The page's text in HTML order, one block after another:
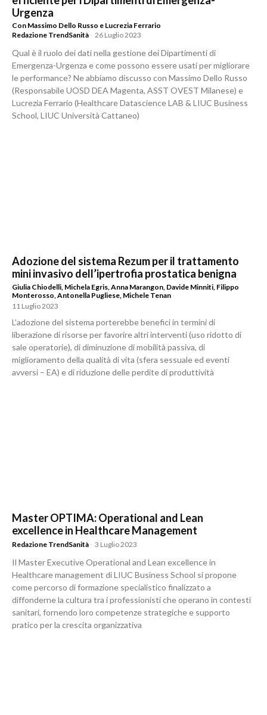
Urgenza
Con Massimo Dello Russo e Lucrezia Ferrario
Redazione TrendSanità - 26 Luglio 2023
Qual è il ruolo dei dati nella gestione dei Dipartimenti di
Emergenza-Urgenza e come possono essere usati per migliorare
le performance? Ne abbiamo discusso con Massimo Dello Russo
(Responsabile UOSD DEA Magenta, ASST OVEST Milanese) e
Lucrezia Ferrario (Healthcare Datascience LAB & LIUC Business
School, LIUC Università Cattaneo)
Adozione del sistema Rezum per il trattamento
mini invasivo dell’ipertrofia prostatica benigna
Giulia Chiodelli, Michela Egris,Anna Marangon, Davide Minniti, Filippo
Monterosso,Antonella Pugliese, Michele Tenan -
11 Luglio 2023
L’adozione del sistema porterebbe benefici in termini di
liberazione di risorse per favorire altri interventi (uso ridotto di
sale operatorie), di diminuzione di mobilità passiva, di
miglioramento della qualità di vita (sfera sessuale ed eventi
avversi – EA) e di riduzione delle perdite di produttività
Master OPTIMA: Operational and Lean
excellence in Healthcare Management
Redazione TrendSanità - 3 Luglio 2023
Il Master Executive Operational and Lean excellence in
Healthcare management di LIUC Business School si propone
come percorso di formazione specialistico finalizzato a
diffonderne la cultura tra i professionisti che operano in contesti
sanitari, fornendo loro competenze strategiche e supporto
pratico per la crescita organizzativa